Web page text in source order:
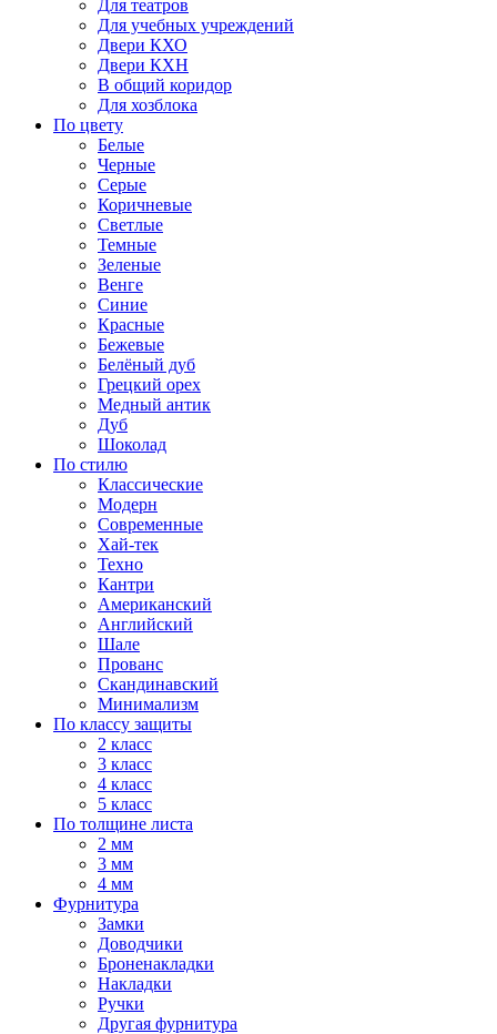
Для театров
Для учебных учреждений
Двери КХО
Двери КХН
В общий коридор
Для хозблока
По цвету
Белые
Черные
Серые
Коричневые
Светлые
Темные
Зеленые
Венге
Синие
Красные
Бежевые
Белёный дуб
Грецкий орех
Медный антик
Дуб
Шоколад
По стилю
Классические
Модерн
Современные
Хай-тек
Техно
Кантри
Американский
Английский
Шале
Прованс
Скандинавский
Минимализм
По классу защиты
2 класс
3 класс
4 класс
5 класс
По толщине листа
2 мм
3 мм
4 мм
Фурнитура
Замки
Доводчики
Броненакладки
Накладки
Ручки
Другая фурнитура